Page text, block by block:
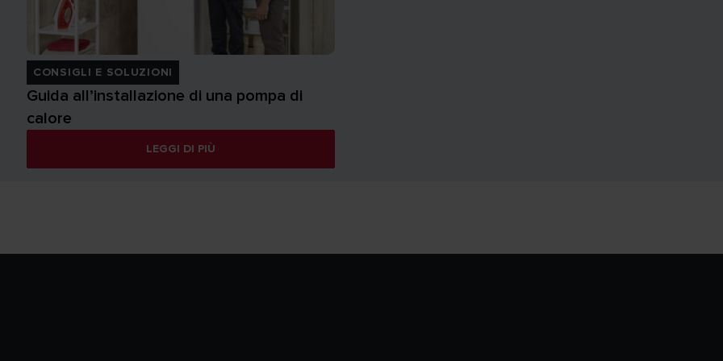
CONSIGLI E SOLUZIONI
Guida all’installazione di una pompa di
calore
LEGGI DI PIÙ